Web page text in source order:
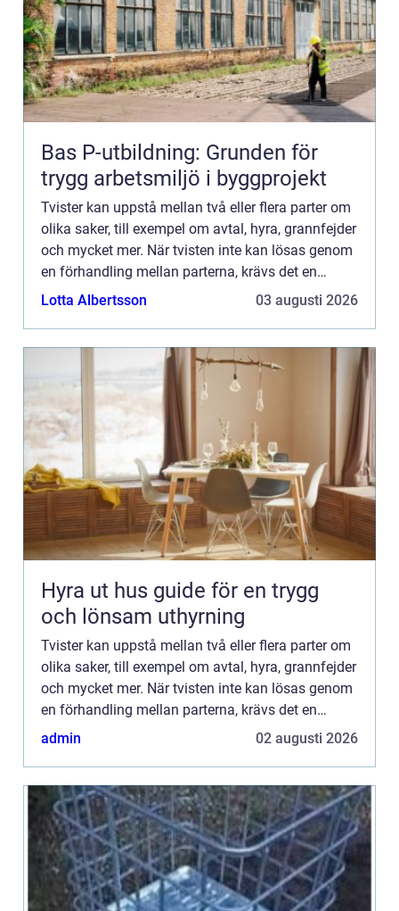
Bas P-utbildning: Grunden för
trygg arbetsmiljö i byggprojekt
Tvister kan uppstå mellan två eller flera parter om
olika saker, till exempel om avtal, hyra, grannfejder
och mycket mer. När tvisten inte kan lösas genom
en förhandling mellan parterna, krävs det en
lösning via d...
Lotta Albertsson 03 augusti 2026
Hyra ut hus guide för en trygg
och lönsam uthyrning
Tvister kan uppstå mellan två eller flera parter om
olika saker, till exempel om avtal, hyra, grannfejder
och mycket mer. När tvisten inte kan lösas genom
en förhandling mellan parterna, krävs det en
lösning via d...
admin 02 augusti 2026